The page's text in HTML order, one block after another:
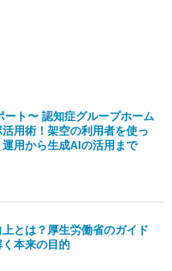
ート〜 認知症グループホーム
用術！架空の利用者を使っ
用から生成AIの活用まで
とは？厚生労働省のガイド
本来の目的